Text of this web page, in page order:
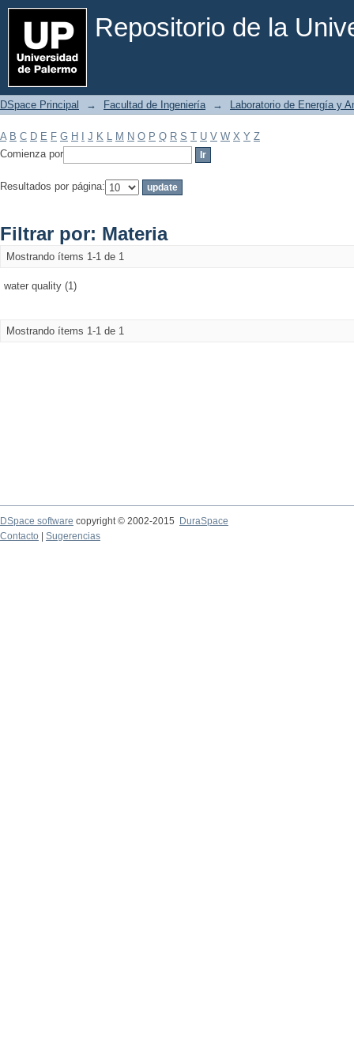
Repositorio de la
Filtrar por: Materia
DSpace Principal → Facultad de Ingeniería → Laboratorio de Energía y
A B C D E F G H J K L M N O P Q R S T U V W X Y Z
Comienza por
Resultados por página:
Filtrar por: Materia
Mostrando ítems 1-1 de 1
water quality (1)
Mostrando ítems 1-1 de 1
DSpace software copyright © 2002-2015
DuraSpace
Contacto
Sugerencias